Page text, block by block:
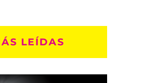
LEÍDAS